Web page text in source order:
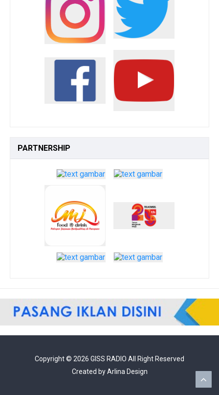
PARTNERSHIP
Copyright © 2026 GISS RADIO All Right Reserved
Created byArlina Design